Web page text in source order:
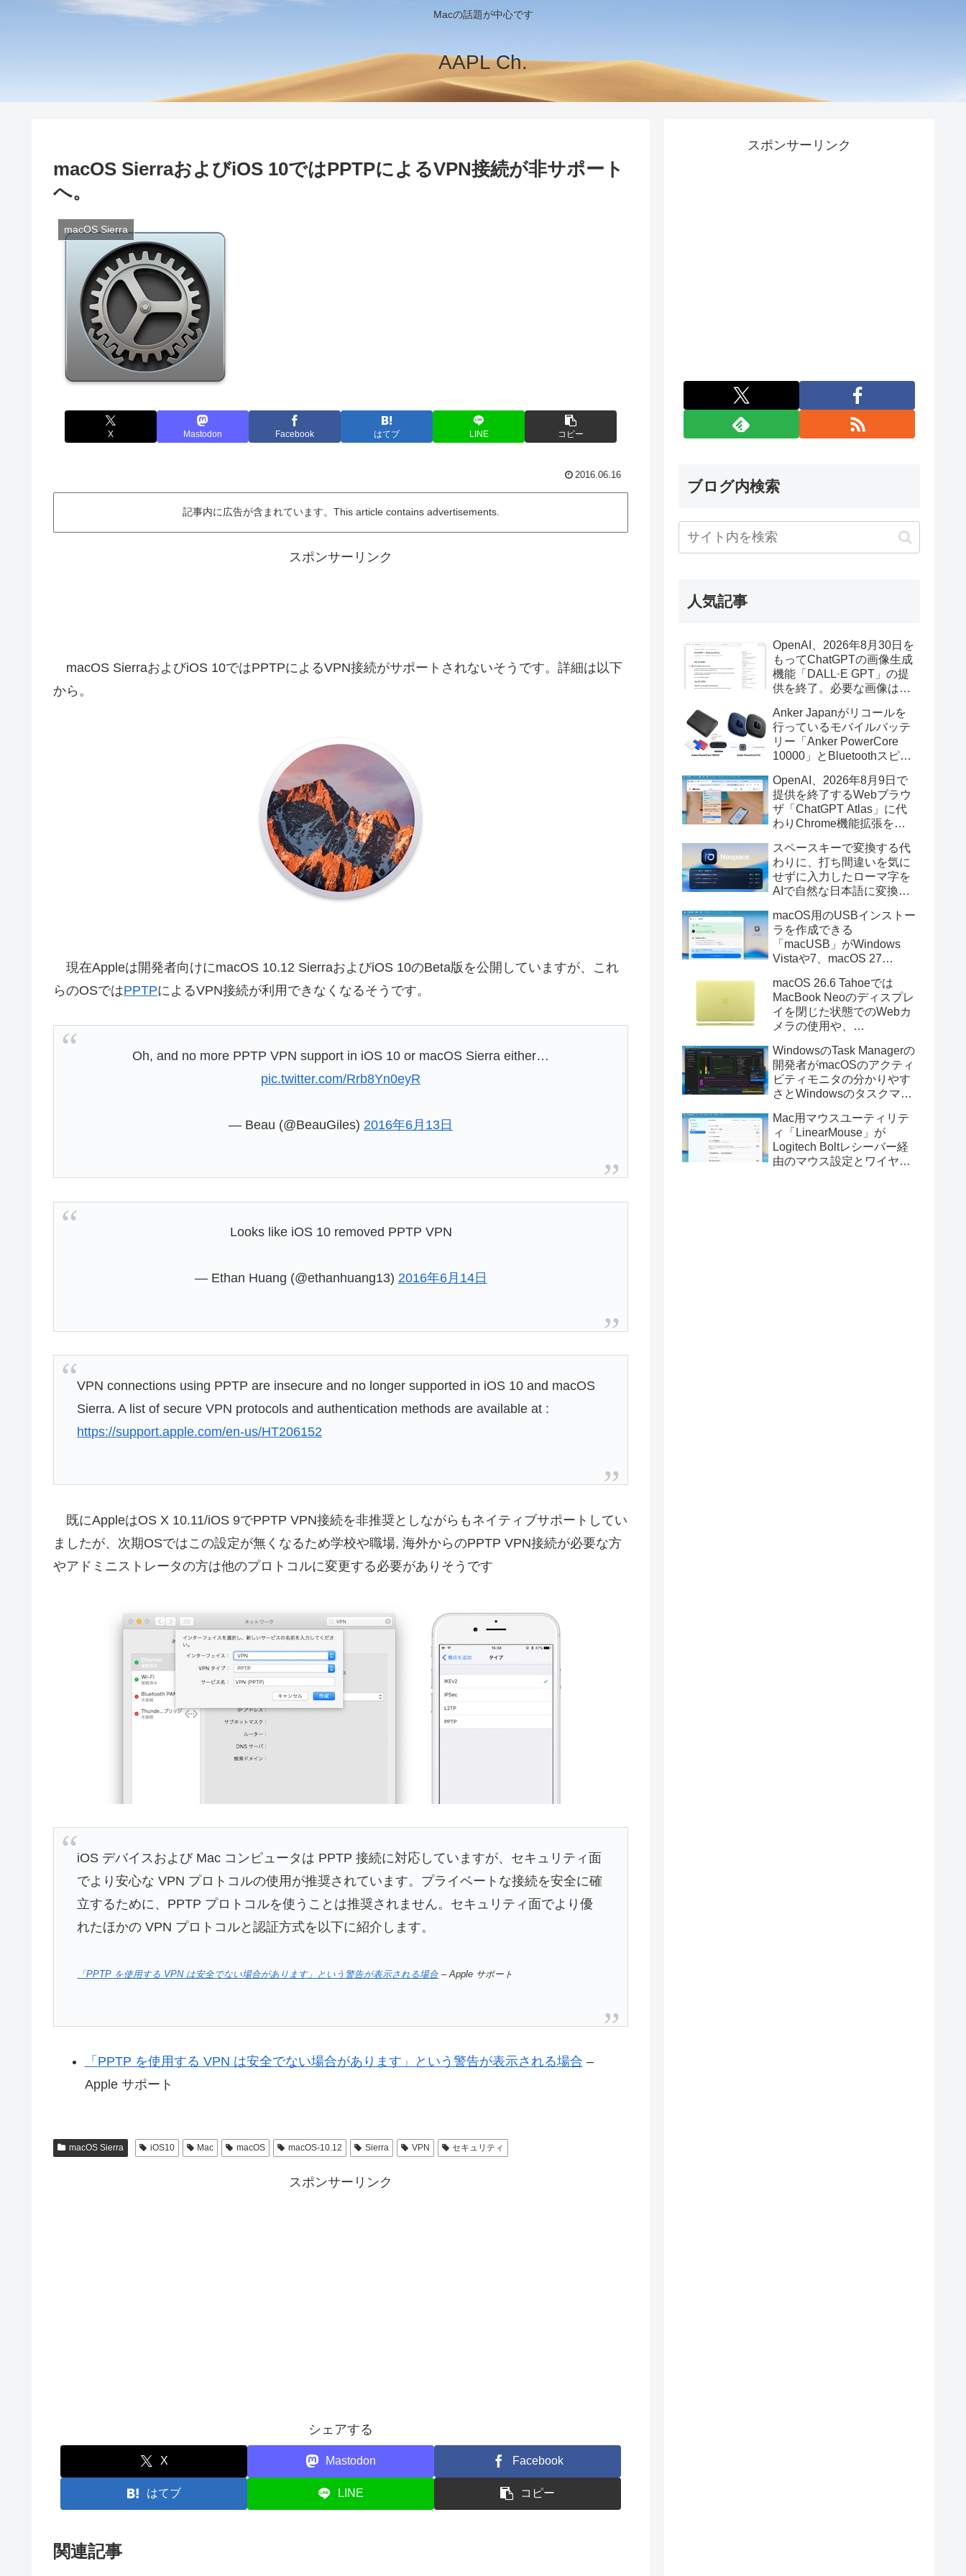
Macの話題が中心です
AAPL Ch.
macOS SierraおよびiOS 10ではPPTPによるVPN接続が非サポート
へ。
macOS Sierra
X Mastodon Facebook はてブ LINE コピー
2016.06.16
記事内に広告が含まれています。This article contains advertisements.
スポンサーリンク
macOS SierraおよびiOS 10ではPPTPによるVPN接続がサポートされないそうです。詳細は以下
から。
現在Appleは開発者向けにmacOS 10.12 SierraおよびiOS 10のBeta版を公開していますが、これ
らのOSではPPTPによるVPN接続が利用できなくなるそうです。
Oh, and no more PPTP VPN support in iOS 10 or macOS Sierra either…
pic.twitter.com/Rrb8Yn0eyR
— Beau (@BeauGiles) 2016年6月13日
Looks like iOS 10 removed PPTP VPN
— Ethan Huang (@ethanhuang13) 2016年6月14日
VPN connections using PPTP are insecure and no longer supported in iOS 10 and macOS
Sierra. A list of secure VPN protocols and authentication methods are available at :
https://support.apple.com/en-us/HT206152
既にAppleはOS X 10.11/iOS 9でPPTP VPN接続を非推奨としながらもネイティブサポートしてい
ましたが、次期OSではこの設定が無くなるため学校や職場, 海外からのPPTP VPN接続が必要な方
やアドミニストレータの方は他のプロトコルに変更する必要がありそうです
iOS デバイスおよび Mac コンピュータは PPTP 接続に対応していますが、セキュリティ面
でより安心な VPN プロトコルの使用が推奨されています。プライベートな接続を安全に確
立するために、PPTP プロトコルを使うことは推奨されません。セキュリティ面でより優
れたほかの VPN プロトコルと認証方式を以下に紹介します。
「PPTP を使用する VPN は安全でない場合があります」という警告が表示される場合 – Apple サポート
「PPTP を使用する VPN は安全でない場合があります」という警告が表示される場合 –
Apple サポート
macOS Sierra iOS10 Mac macOS macOS-10.12 Sierra VPN セキュリティ
スポンサーリンク
シェアする
X Mastodon Facebook
はてブ LINE コピー
関連記事
スポンサーリンク
ブログ内検索
人気記事
OpenAI、2026年8月30日を
もってChatGPTの画像生成
機能「DALL·E GPT」の提
供を終了。必要な画像は期
Anker Japanがリコールを
行っているモバイルバッテ
リー「Anker PowerCore
10000」とBluetoothスピー
辺を焼損する火災が6月に3
件発生していたそうなので
注意を。
OpenAI、2026年8月9日で
提供を終了するWebブラウ
ザ「ChatGPT Atlas」に代
わりChrome機能拡張をア
画の質問やAsk ChatGPT機
能を追加。
スペースキーで変換する代
わりに、打ち間違いを気に
せずに入力したローマ字を
AIで自然な日本語に変換し
力アプリ「Nospace」がリ
リース。
macOS用のUSBインストー
ラを作成できる
「macUSB」がWindows
Vistaや7、macOS 27
トーラの作成に対応。
macOS 26.6 Tahoeでは
MacBook Neoのディスプレ
イを閉じた状態でのWebカ
メラの使用や、
利用しMacBook Neoを復元
する際の安定性が向上。
WindowsのTask Managerの
開発者がmacOSのアクティ
ビティモニタの分かりやす
さとWindowsのタスクマネ
Mac用システムモニタアプ
リ「Task Manager TMOG」
のBeta版を公開。
Mac用マウスユーティリテ
ィ「LinearMouse」が
Logitech Boltレシーバー経
由のマウス設定とワイヤレ